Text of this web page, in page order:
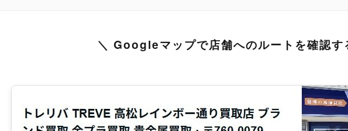
＼ Googleマップで店舗へのルートを確認す